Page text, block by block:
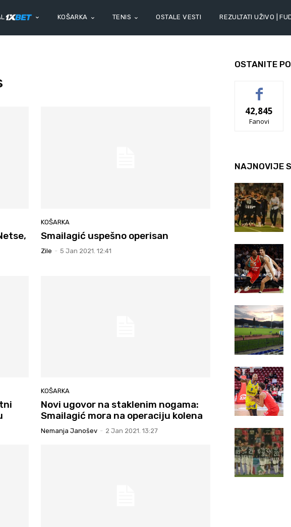
KOŠARKA TENIS OSTALE VESTI REZULTATI UŽIVO |
KOŠARKA
Smailagić uspešno operisan
Zile - 5 Jan 2021. 12:41
KOŠARKA
Novi ugovor na staklenim nogama:
Smailagić mora na operaciju kolena
Nemanja Janošev - 2 Jan 2021. 13:27
OSTANITE
42,845
Fanovi
NAJNOVIJE